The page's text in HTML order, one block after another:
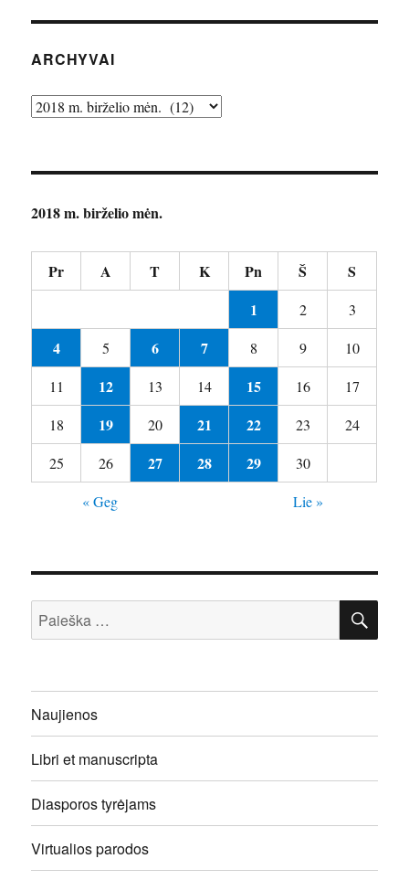
ARCHYVAI
Archyvai
2018 m. birželio mėn.
Pr A T K Pn Š
S
1
2 3
4 5 6 7 8 9
10
11
12 13 14 15 16
17
18
19 20 21 22 23
24
25
26 27 28 29
30
« Geg
Lie »
Ieškoti:
Naujienos
Libri et manuscripta
Diasporos tyrėjams
Virtualios parodos